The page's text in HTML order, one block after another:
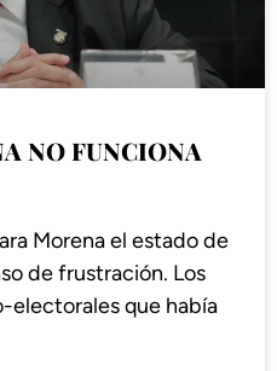
NO FUNCIONA
Morena el estado de
de frustración. Los
electorales que había